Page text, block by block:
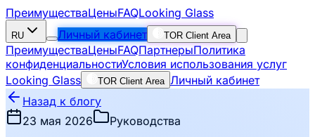
ПреимуществаЦеныFAQLooking Glass
RU Личный кабинет TOR Client Area
ПреимуществаЦеныFAQПартнерыПолитика
конфиденциальностиУсловия использования услуг
Looking Glass
TOR Client Area Личный кабинет
Назад к блогу
23 мая 2026
Руководства